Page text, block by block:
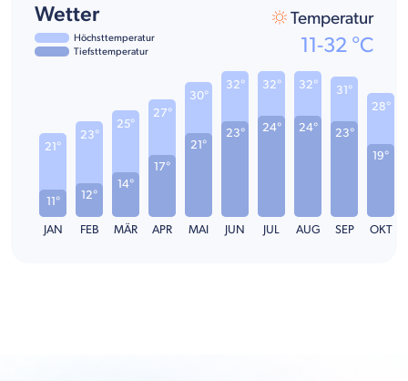
Wetter
Höchsttemperatur
Tiefsttemperatur
Temperatur
11-32 °C
11°
21°
JAN
12°
23°
FEB
14°
25°
MÄR
17°
27°
APR
21°
30°
MAI
23°
32°
JUN
24°
32°
JUL
24°
32°
AUG
23°
31°
SEP
19°
28°
OKT